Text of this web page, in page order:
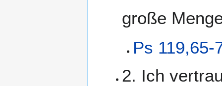
große
Ps 119,65-
2. Ich